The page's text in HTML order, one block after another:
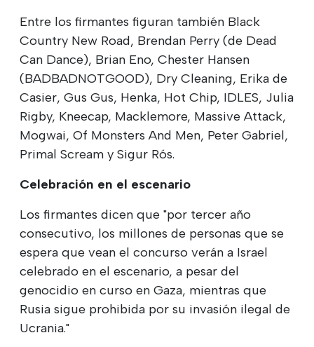
Entre los firmantes figuran también Black
Country New Road, Brendan Perry (de Dead
Can Dance), Brian Eno, Chester Hansen
(BADBADNOTGOOD), Dry Cleaning, Erika de
Casier, Gus Gus, Henka, Hot Chip, IDLES, Julia
Rigby, Kneecap, Macklemore, Massive Attack,
Mogwai, Of Monsters And Men, Peter Gabriel,
Primal Scream y Sigur Rós.
Celebración en el escenario
Los firmantes dicen que "por tercer año
consecutivo, los millones de personas que se
espera que vean el concurso verán a Israel
celebrado en el escenario, a pesar del
genocidio en curso en Gaza, mientras que
Rusia sigue prohibida por su invasión ilegal de
Ucrania."